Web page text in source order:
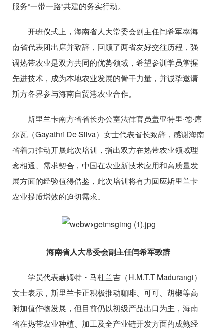
服务“一带一路”共建的务实行动。
开班仪式上，海南省人大常委会副主任闫希军率海
南省代表团出席并致辞，回顾了两省友好交往历程，强
调热带农业是双方共同的优势领域，希望参训学员掌握
先进技术，成为本地农业发展的骨干力量，并诚挚邀请
斯方各界参与海南自贸港农业合作。
斯里兰卡南方省省长办公室法律官员盖亚特里·德·席
尔瓦（Gayathri De Silva）女士代表省长致辞，感谢海南
省着力推动开展此次培训，指出双方在热带农业领域理
念相通、需求契合，中国在农业新技术应用和高质量发
展方面的经验值得借鉴，此次培训将有力回应斯里兰卡
农业提质增效的迫切需求。
海南省人大常委会副主任闫希军致辞
学员代表赫姆特・马杜兰吉（H.M.T.T Madurangi）
女士表示，斯里兰卡正积极推动咖啡、可可、胡椒等高
附加值作物发展，但目前仍以初级产品出口为主，海南
省在热带农业种植、加工及全产业链开发方面的成熟经